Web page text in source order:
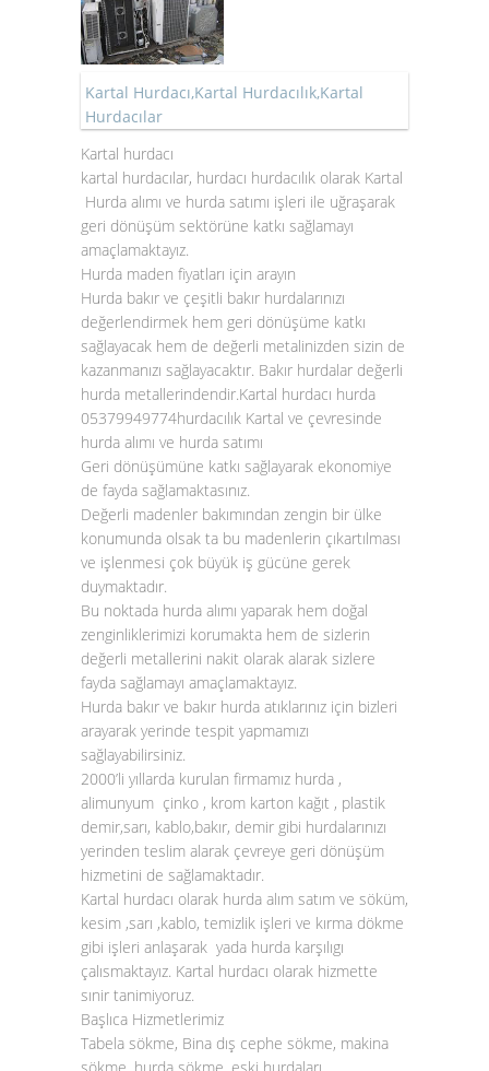
Kartal Hurdacı,Kartal Hurdacılık,Kartal
Hurdacılar
Kartal hurdacı
kartal hurdacılar, hurdacı hurdacılık olarak Kartal
Hurda alımı ve hurda satımı işleri ile uğraşarak
geri dönüşüm sektörüne katkı sağlamayı
amaçlamaktayız.
Hurda maden fiyatları için arayın
Hurda bakır ve çeşitli bakır hurdalarınızı
değerlendirmek hem geri dönüşüme katkı
sağlayacak hem de değerli metalinizden sizin de
kazanmanızı sağlayacaktır. Bakır hurdalar değerli
hurda metallerindendir.Kartal hurdacı hurda
05379949774hurdacılık Kartal ve çevresinde
hurda alımı ve hurda satımı
Geri dönüşümüne katkı sağlayarak ekonomiye
de fayda sağlamaktasınız.
Değerli madenler bakımından zengin bir ülke
konumunda olsak ta bu madenlerin çıkartılması
ve işlenmesi çok büyük iş gücüne gerek
duymaktadır.
Bu noktada hurda alımı yaparak hem doğal
zenginliklerimizi korumakta hem de sizlerin
değerli metallerini nakit olarak alarak sizlere
fayda sağlamayı amaçlamaktayız.
Hurda bakır ve bakır hurda atıklarınız için bizleri
arayarak yerinde tespit yapmamızı
sağlayabilirsiniz.
2000’li yıllarda kurulan firmamız hurda ,
alimunyum çinko , krom karton kağıt , plastik
demir,sarı, kablo,bakır, demir gibi hurdalarınızı
yerinden teslim alarak çevreye geri dönüşüm
hizmetini de sağlamaktadır.
Kartal hurdacı olarak hurda alım satım ve söküm,
kesim ,sarı ,kablo, temizlik işleri ve kırma dökme
gibi işleri anlaşarak yada hurda karşılıgı
çalısmaktayız. Kartal hurdacı olarak hizmette
sınir tanimiyoruz.
Başlıca Hizmetlerimiz
Tabela sökme, Bina dış cephe sökme, makina